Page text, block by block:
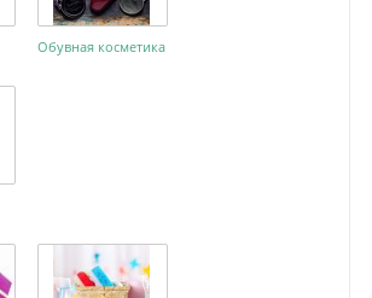
Обувная косметика